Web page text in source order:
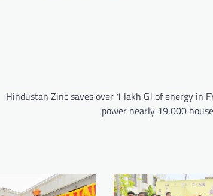
Hindustan Zinc saves over 1 lakh GJ of energy in
power nearly 19,000